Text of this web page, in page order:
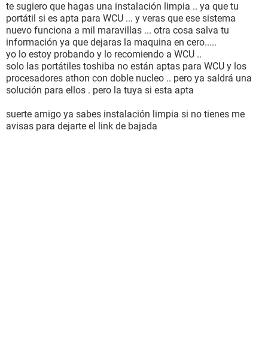
te sugiero que hagas una instalación limpia .. ya que tu
portátil si es apta para WCU ... y veras que ese sistema
nuevo funciona a mil maravillas ... otra cosa salva tu
información ya que dejaras la maquina en cero.....
yo lo estoy probando y lo recomiendo a WCU ..
solo las portátiles toshiba no están aptas para WCU y los
procesadores athon con doble nucleo .. pero ya saldrá una
solución para ellos . pero la tuya si esta apta
suerte amigo ya sabes instalación limpia si no tienes me
avisas para dejarte el link de bajada